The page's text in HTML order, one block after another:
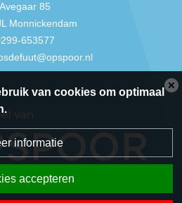
Avegaar 85
Monnickendam
653577
van cookies om optimaal
informatie
accepteren